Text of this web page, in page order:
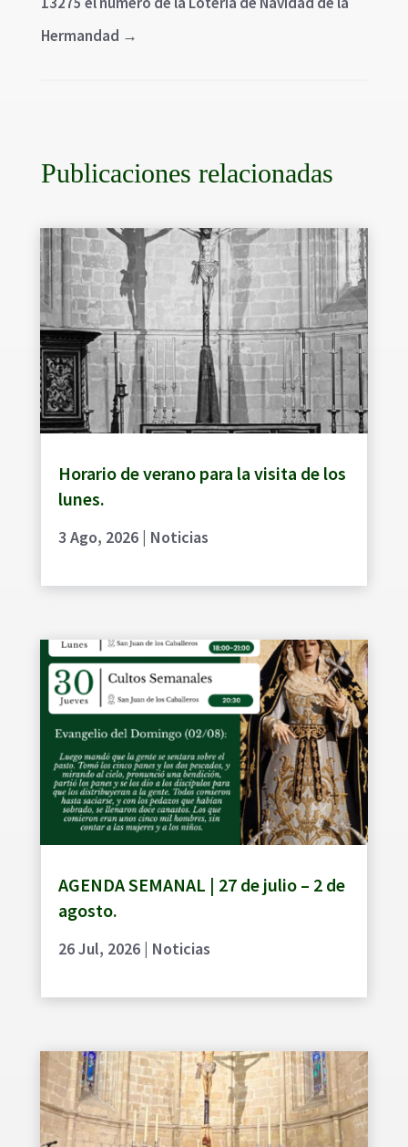
Hermandad →
Publicaciones relacionadas
Horario de verano para la visita de los
lunes.
3 Ago, 2026| Noticias
AGENDA SEMANAL | 27 de julio – 2 de
agosto.
26 Jul, 2026| Noticias